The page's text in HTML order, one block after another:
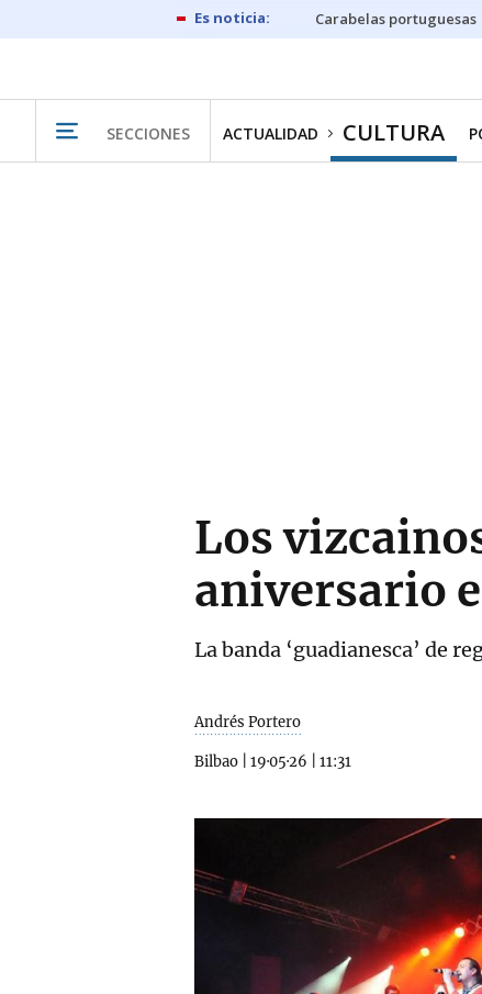
Carabelas portuguesas
SECCIONES ACTUALIDAD CULTURA
Los
aniversario
La banda ‘guadianesca’ de
Andrés Portero
Bilbao 19·05·26 11:31